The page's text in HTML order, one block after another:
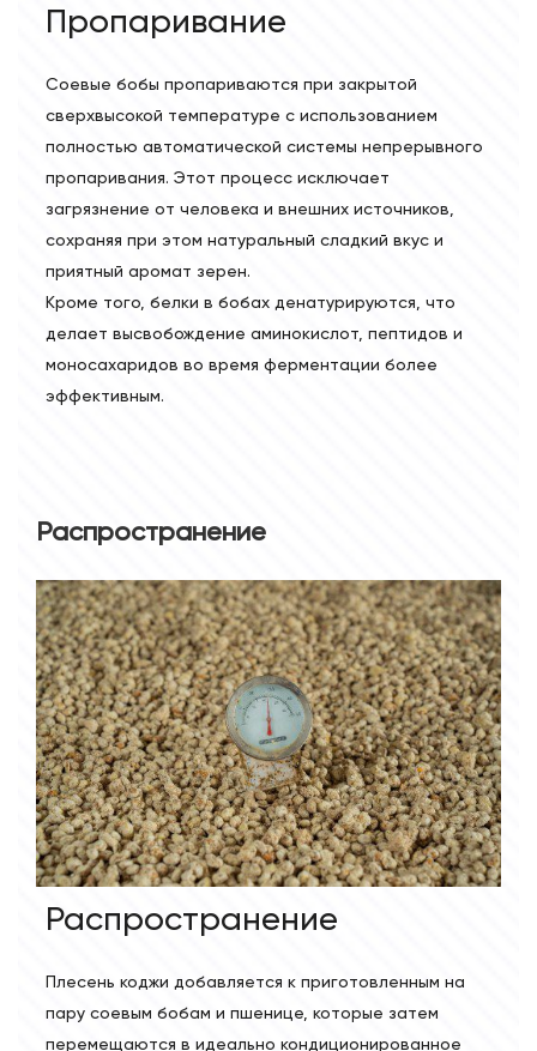
Пропаривание
Соевые бобы пропариваются при закрытой
сверхвысокой температуре с использованием
полностью автоматической системы непрерывного
пропаривания. Этот процесс исключает
загрязнение от человека и внешних источников,
сохраняя при этом натуральный сладкий вкус и
приятный аромат зерен.
Кроме того, белки в бобах денатурируются, что
делает высвобождение аминокислот, пептидов и
моносахаридов во время ферментации более
эффективным.
Распространение
Распространение
Плесень коджи добавляется к приготовленным на
пару соевым бобам и пшенице, которые затем
перемещаются в идеально кондиционированное